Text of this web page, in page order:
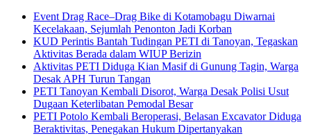
Event Drag Race–Drag Bike di Kotamobagu Diwarnai
Kecelakaan, Sejumlah Penonton Jadi Korban
KUD Perintis Bantah Tudingan PETI di Tanoyan, Tegaskan
Aktivitas Berada dalam WIUP Berizin
Aktivitas PETI Diduga Kian Masif di Gunung Tagin, Warga
Desak APH Turun Tangan
PETI Tanoyan Kembali Disorot, Warga Desak Polisi Usut
Dugaan Keterlibatan Pemodal Besar
PETI Potolo Kembali Beroperasi, Belasan Excavator Diduga
Beraktivitas, Penegakan Hukum Dipertanyakan